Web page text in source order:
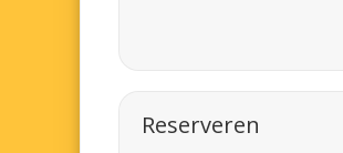
Reserveren